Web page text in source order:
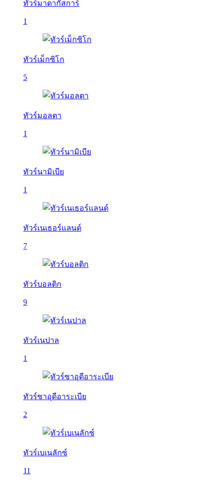
ทัวร์มาดากัสการ์
1
ทัวร์เม็กซิโก
5
ทัวร์มอลตา
1
ทัวร์นามิเบีย
1
ทัวร์เนเธอร์แลนด์
7
ทัวร์บอลติก
9
ทัวร์เนปาล
1
ทัวร์ซาอุดีอาระเบีย
2
ทัวร์เบเนลักซ์
11